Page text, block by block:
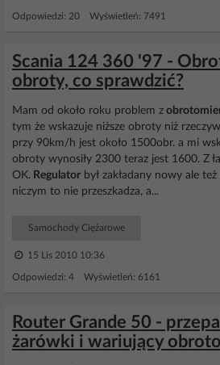
Odpowiedzi: 20 Wyświetleń: 7491
Scania 124 360 '97 -
obroty, co sprawdzić?
Mam od około roku problem z
tym że wskazuje niższe obroty niż
przy 90km/h jest około 1500obr. a mi
obroty wynosiły 2300 teraz jest 1600. Z
OK. Regulator był zakładany nowy ale
niczym to nie przeszkadza, a...
Samochody Ciężarowe
15 Lis 2010 10:36
Odpowiedzi: 4 Wyświetleń: 6161
Router Grande 50 -
żarówki i wariujący